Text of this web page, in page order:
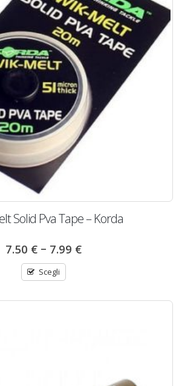
Solid Pva Tape – Korda
7.50 € – 7.99 €
Scegli